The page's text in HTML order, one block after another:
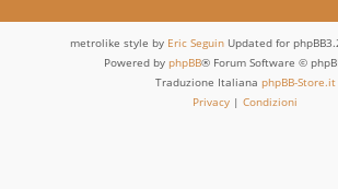
metrolike style by Eric Seguin Updated for
Powered by phpBB® Forum Software ©
Traduzione Italiana phpBB-Store.it
Privacy | Condizioni